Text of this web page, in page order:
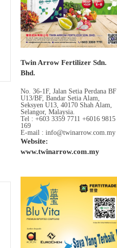
Twin Arrow Fertilizer Sdn.
Bhd.
No. 36-1F, Jalan Setia Perdana BF
U13/BF, Bandar Setia Alam,
Seksyen U13, 40170 Shah Alam,
Selangor, Malaysia.
Tel : +603 3359 7711 +6016 9815
169
E-mail : info@twinarrow.com.my
Website:
www.twinarrow.com.my